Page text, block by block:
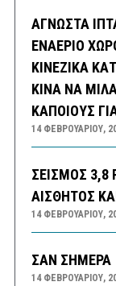
ΑΓΝΩΣΤΑ
ΕΝΑΕΡΙΟ
ΚΙΝΕΖΙΚΑ
ΚΙΝΑ ΝΑ
ΚΑΠΟΙΟΥΣ
14 ΦΕΒΡΟΥΑΡΊΟΥ,
ΣΕΙΣΜΟΣ 3,8
ΑΙΣΘΗΤΟΣ
14 ΦΕΒΡΟΥΑΡΊΟΥ,
ΣΑΝ ΣΗΜΕΡΑ
14 ΦΕΒΡΟΥΑΡΊΟΥ,